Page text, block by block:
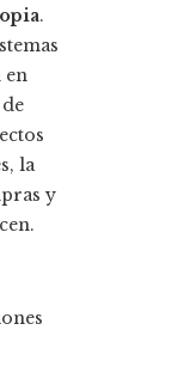
.
en
la
y